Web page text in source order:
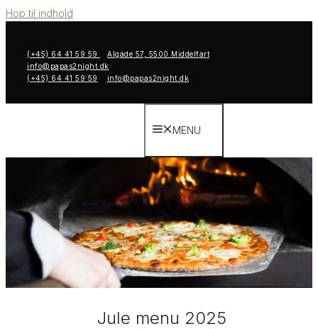
Hop til indhold
(+45) 64 41 59 59
Algade 57, 5500 Middelfart
info@papas2night.dk
(+45) 64 41 59 59
info@papas2night.dk
MENU
Jule menu 2025